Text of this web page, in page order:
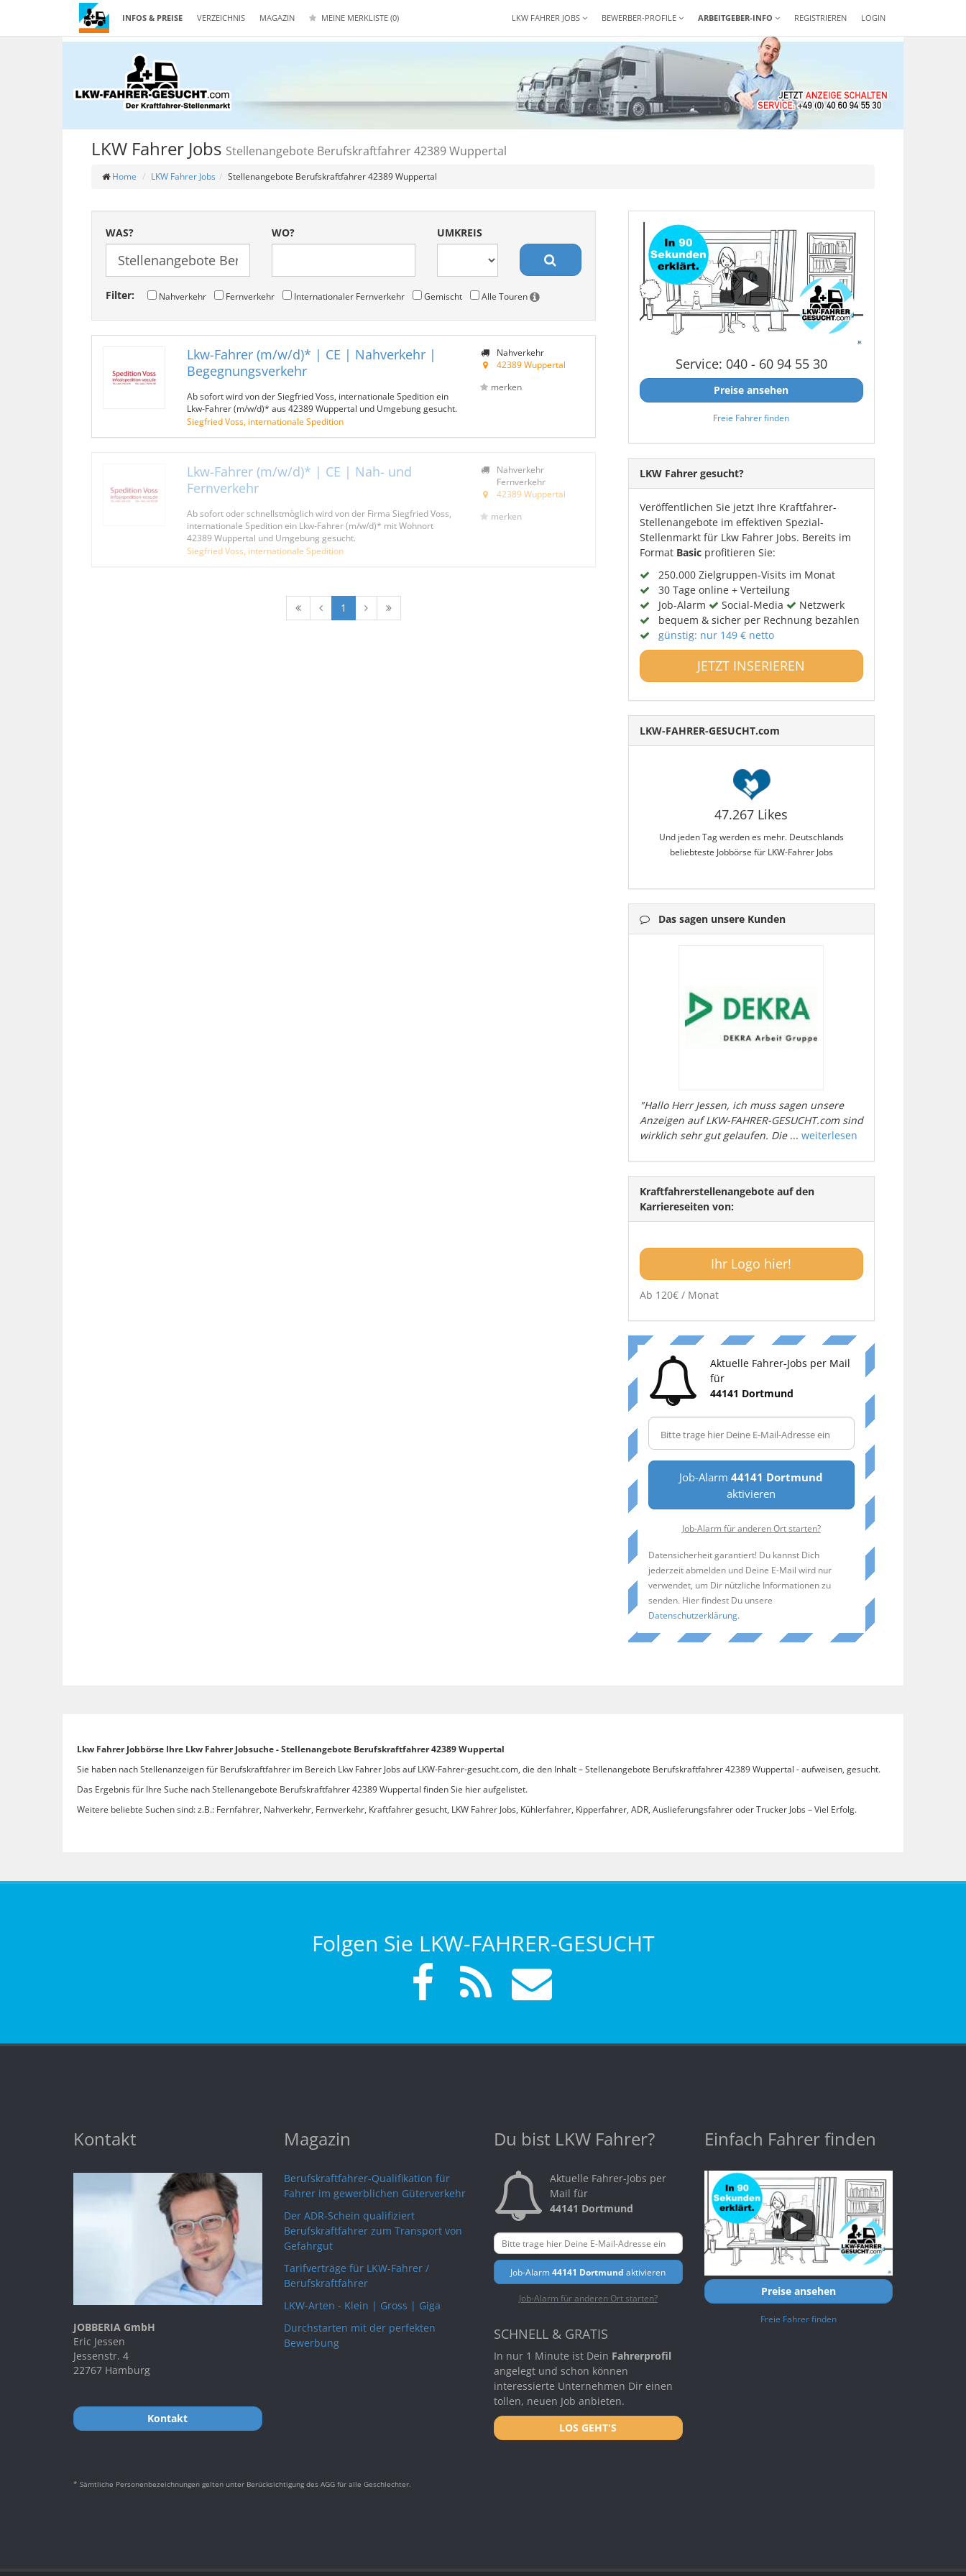
INFOS & PREISE VERZEICHNIS MAGAZIN MEINE MERKLISTE (0) REGISTRIEREN LOGIN
LKW FAHRER JOBS BEWERBER-PROFILE ARBEITGEBER-INFO
LKW Fahrer Jobs Stellenangebote Berufskraftfahrer 42389 Wuppertal
Home LKW Fahrer Jobs Stellenangebote Berufskraftfahrer 42389 Wuppertal
WAS? WO? UMKREIS
Filter: Nahverkehr Fernverkehr Internationaler Fernverkehr Gemischt Alle Touren
Lkw-Fahrer (m/w/d)* | CE | Nahverkehr |
Begegnungsverkehr
Ab sofort wird von der Siegfried Voss, internationale Spedition ein
Lkw-Fahrer (m/w/d)* aus 42389 Wuppertal und Umgebung gesucht.
Siegfried Voss, internationale Spedition
Nahverkehr
42389 Wuppertal
merken
Lkw-Fahrer (m/w/d)* | CE | Nah- und
Fernverkehr
Ab sofort oder schnellstmöglich wird von der Firma Siegfried Voss,
internationale Spedition ein Lkw-Fahrer (m/w/d)* mit Wohnort
42389 Wuppertal und Umgebung gesucht.
Siegfried Voss, internationale Spedition
Nahverkehr
Fernverkehr
42389 Wuppertal
merken
1
Service: 040 - 60 94 55 30
Preise ansehen
Freie Fahrer finden
LKW Fahrer gesucht?
Veröffentlichen Sie jetzt Ihre Kraftfahrer-
Stellenangebote im effektiven Spezial-
Stellenmarkt für Lkw Fahrer Jobs. Bereits im
Format Basicprofitieren Sie:
250.000 Zielgruppen-Visits im Monat
30 Tage online + Verteilung
Job-Alarm
Social-Media
Netzwerk
bequem & sicher per Rechnung bezahlen
günstig: nur 149 € netto
JETZT INSERIEREN
LKW-FAHRER-GESUCHT.com
47.267 Likes
Und jeden Tag werden es mehr. Deutschlands
beliebteste Jobbörse für LKW-Fahrer Jobs
Das sagen unsere Kunden
"Hallo Herr Jessen, ich muss sagen unsere
Anzeigen auf LKW-FAHRER-GESUCHT.com sind
wirklich sehr gut gelaufen. Die... weiterlesen
Kraftfahrerstellenangebote auf den
Karriereseiten von:
Ihr Logo hier!
Ab 120€ / Monat
Aktuelle Fahrer-Jobs per Mail
für
44141 Dortmund
Job-Alarm44141 Dortmund
aktivieren
Job-Alarm für anderen Ort starten?
Datensicherheit garantiert! Du kannst Dich
jederzeit abmelden und Deine E-Mail wird nur
verwendet, um Dir nützliche Informationen zu
senden. Hier findest Du unsere
Datenschutzerklärung.
Lkw Fahrer Jobbörse Ihre Lkw Fahrer Jobsuche - Stellenangebote Berufskraftfahrer 42389 Wuppertal
Sie haben nach Stellenanzeigen für Berufskraftfahrer im Bereich Lkw Fahrer Jobs auf LKW-Fahrer-gesucht.com, die den Inhalt – Stellenangebote Berufskraftfahrer 42389 Wuppertal - aufweisen, gesucht.
Das Ergebnis für Ihre Suche nach Stellenangebote Berufskraftfahrer 42389 Wuppertal finden Sie hier aufgelistet.
Weitere beliebte Suchen sind: z.B.: Fernfahrer, Nahverkehr, Fernverkehr, Kraftfahrer gesucht, LKW Fahrer Jobs, Kühlerfahrer, Kipperfahrer, ADR, Auslieferungsfahrer oder Trucker Jobs – Viel Erfolg.
Folgen Sie LKW-FAHRER-GESUCHT
Kontakt
JOBBERIA GmbH
Eric Jessen
Jessenstr. 4
22767 Hamburg
Kontakt
Magazin
Berufskraftfahrer-Qualifikation für
Fahrer im gewerblichen Güterverkehr
Der ADR-Schein qualifiziert
Berufskraftfahrer zum Transport von
Gefahrgut
Tarifverträge für LKW-Fahrer /
Berufskraftfahrer
LKW-Arten - Klein | Gross | Giga
Durchstarten mit der perfekten
Bewerbung
Du bist LKW Fahrer?
Aktuelle Fahrer-Jobs per
Mail für
44141 Dortmund
Job-Alarm44141 Dortmund aktivieren
Job-Alarm für anderen Ort starten?
SCHNELL & GRATIS
In nur 1 Minute ist Dein Fahrerprofil
angelegt und schon können
interessierte Unternehmen Dir einen
tollen, neuen Job anbieten.
LOS GEHT'S
Einfach Fahrer finden
Preise ansehen
Freie Fahrer finden
* Sämtliche Personenbezeichnungen gelten unter Berücksichtigung des AGG für alle Geschlechter.